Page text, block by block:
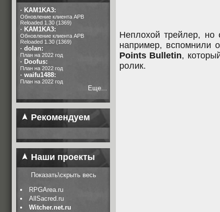
· KAM1KA3:
Обновление клиента APB
Reloaded 1.30 (1369)
· KAM1KA3:
Обновление клиента APB
Reloaded 1.30 (1369)
· dolan:
План на 2022 год
· Doofus:
План на 2022 год
· waifu1488:
План на 2022 год
Еще...
Рекомендуем
Наши проекты
Показать\скрыть весь
RPGArea.ru
AllSacred.ru
Witcher.net.ru
Неплохой трейлер,
например, вспомнили
Points Bulletin,
ролик.